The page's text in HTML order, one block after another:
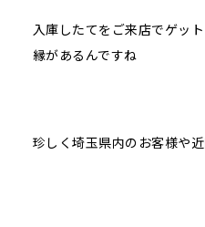
入庫したてをご来店でゲッ
縁があるんですね
珍しく埼玉県内のお客様や